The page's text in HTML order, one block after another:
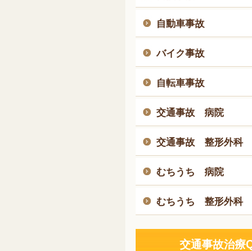
自動車事故
バイク事故
自転車事故
交通事故 病院
交通事故 整形外科
むちうち 病院
むちうち 整形外科
交通事故治療